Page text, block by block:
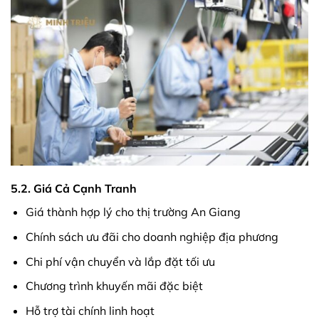
5.2. Giá Cả Cạnh Tranh
Giá thành hợp lý cho thị trường An Giang
Chính sách ưu đãi cho doanh nghiệp địa phương
Chi phí vận chuyển và lắp đặt tối ưu
Chương trình khuyến mãi đặc biệt
Hỗ trợ tài chính linh hoạt